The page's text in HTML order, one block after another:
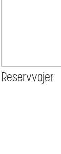
Reservvajer